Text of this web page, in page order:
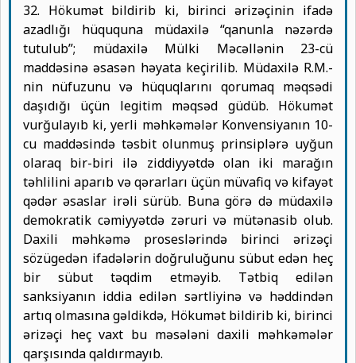
32. Hökumət bildirib ki, birinci ərizəçinin ifadə
azadlığı hüququna müdaxilə “qanunla nəzərdə
tutulub”; müdaxilə Mülki Məcəllənin 23-cü
maddəsinə əsasən həyata keçirilib. Müdaxilə R.M.-
nin nüfuzunu və hüquqlarını qorumaq məqsədi
daşıdığı üçün legitim məqsəd güdüb. Hökumət
vurğulayıb ki, yerli məhkəmələr Konvensiyanın 10-
cu maddəsində təsbit olunmuş prinsiplərə uyğun
olaraq bir-biri ilə ziddiyyətdə olan iki marağın
təhlilini aparıb və qərarları üçün müvafiq və kifayət
qədər əsaslar irəli sürüb. Buna görə də müdaxilə
demokratik cəmiyyətdə zəruri və mütənasib olub.
Daxili məhkəmə proseslərində birinci ərizəçi
sözügedən ifadələrin doğruluğunu sübut edən heç
bir sübut təqdim etməyib. Tətbiq edilən
sanksiyanın iddia edilən sərtliyinə və həddindən
artıq olmasına gəldikdə, Hökumət bildirib ki, birinci
ərizəçi heç vaxt bu məsələni daxili məhkəmələr
qarşısında qaldırmayıb.